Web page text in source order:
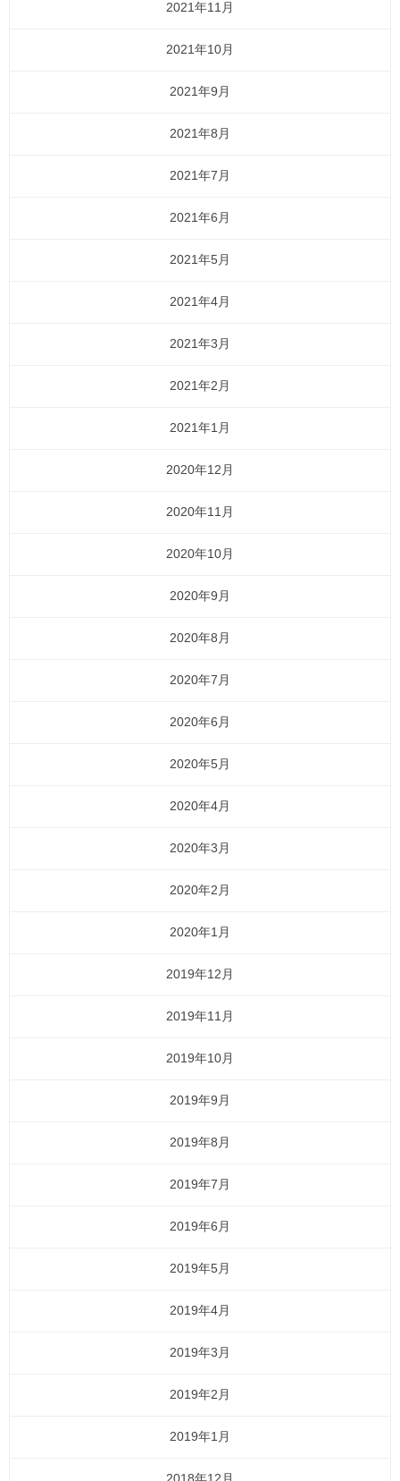
2021年11月
2021年10月
2021年9月
2021年8月
2021年7月
2021年6月
2021年5月
2021年4月
2021年3月
2021年2月
2021年1月
2020年12月
2020年11月
2020年10月
2020年9月
2020年8月
2020年7月
2020年6月
2020年5月
2020年4月
2020年3月
2020年2月
2020年1月
2019年12月
2019年11月
2019年10月
2019年9月
2019年8月
2019年7月
2019年6月
2019年5月
2019年4月
2019年3月
2019年2月
2019年1月